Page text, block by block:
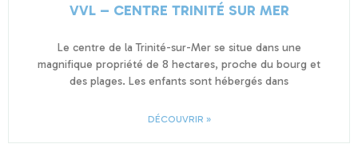
VVL – CENTRE TRINITÉ SUR MER
Le centre de la Trinité-sur-Mer se situe dans une
magnifique propriété de 8 hectares, proche du bourg et
des plages. Les enfants sont hébergés dans
DÉCOUVRIR »